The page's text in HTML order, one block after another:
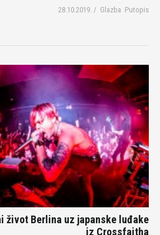
28.10.2019. / Glazba Putopis
život Berlina uz japanske luđake
iz Crossfaitha